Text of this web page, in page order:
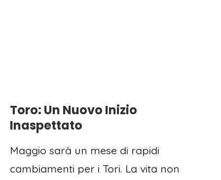
Toro: Un Nuovo Inizio
Inaspettato
Maggio sarà un mese di rapidi
cambiamenti per i Tori. La vita non